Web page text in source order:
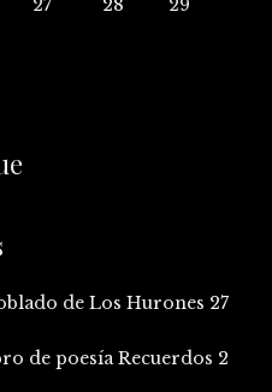
27 28
29
de Los Hurones 27
de poesía Recuerdos 2